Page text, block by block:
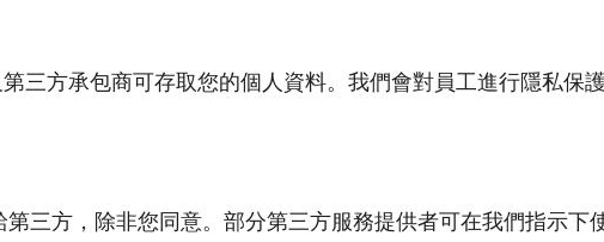
三方承包商可存取您的個人資料。我們會對員工進行隱私
三方，除非您同意。部分第三方服務提供者可在我們指示